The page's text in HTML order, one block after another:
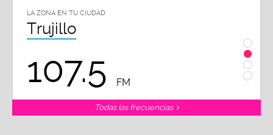
LA ZONA EN TU CIUDAD
Trujillo
107.5 FM
Todas las frecuencias